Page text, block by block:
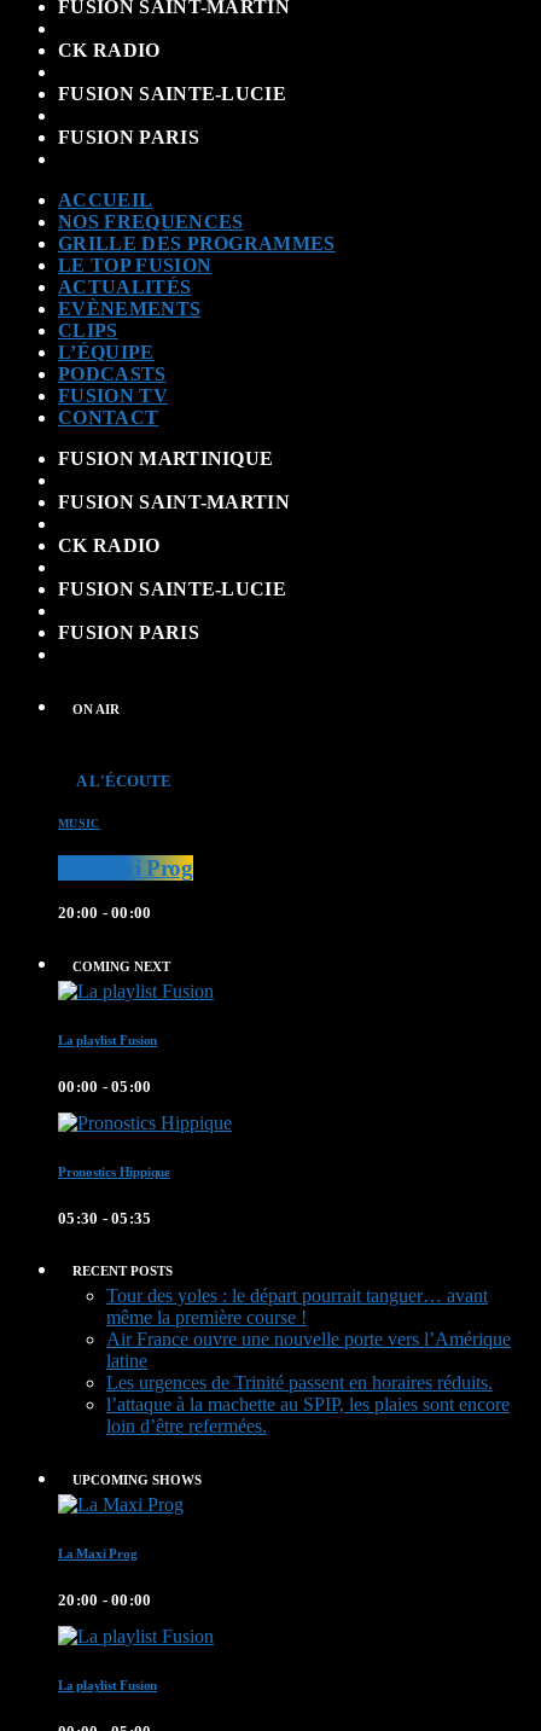
FUSION SAINT-MARTIN
CK RADIO
FUSION SAINTE-LUCIE
FUSION PARIS
ACCUEIL
NOS FREQUENCES
GRILLE DES PROGRAMMES
LE TOP FUSION
ACTUALITÉS
EVÈNEMENTS
CLIPS
L’ÉQUIPE
PODCASTS
FUSION TV
CONTACT
FUSION MARTINIQUE
FUSION SAINT-MARTIN
CK RADIO
FUSION SAINTE-LUCIE
FUSION PARIS
ON AIR
A L'ÉCOUTE
MUSIC
La Maxi Prog
20:00 - 00:00
COMING NEXT
La playlist Fusion
00:00 - 05:00
Pronostics Hippique
05:30 - 05:35
RECENT POSTS
Tour des yoles : le départ pourrait tanguer… avant
même la première course !
Air France ouvre une nouvelle porte vers l’Amérique
latine
Les urgences de Trinité passent en horaires réduits.
l’attaque à la machette au SPIP, les plaies sont encore
loin d’être refermées.
UPCOMING SHOWS
La Maxi Prog
20:00 - 00:00
La playlist Fusion